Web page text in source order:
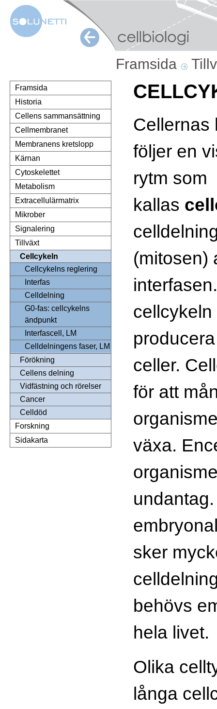
Framsida
Framsida
Historia
Cellens sammansättning
Cellmembranet
Membranens kretslopp
Kärnan
Cytoskelettet
Metabolism
Extracellulärmatrix
Mikrober
Signalering
Tillväxt
Cellcykeln
Cellcykelns reglering
Interfas
Celldelning
G0-fas: cellcykelns
ändpunkt
Interfascell, LM
Celldelningens faser, LM
Förökning
Cellens delning
Vidfästning och rörelser
Cancer
Celldöd
Forskning
Sidakarta
Cellernas
följer en
rytm som
kallas
(mitosen)
celler.
för att
växa.
sker
behövs
hela livet.
Olika
långa